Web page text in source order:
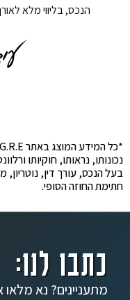
הנכס, בליווי מלא
נכונותו, נראותו, חוקיותו
בעל הנכס, עורך דין, נוטריון,
חתימת החוזה הסופי.
כתבו לנו:
מתעניינים? נא